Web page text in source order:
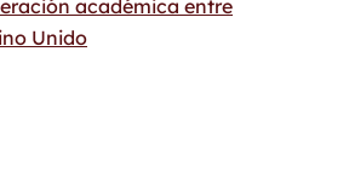
académica entre
Unido